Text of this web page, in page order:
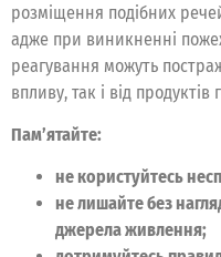
розміщення подібних
адже при виникненні
реагування можуть
впливу, так і від продуктів
Пам’ятайте:
не користуйтесь
не лишайте без
джерела живлення;